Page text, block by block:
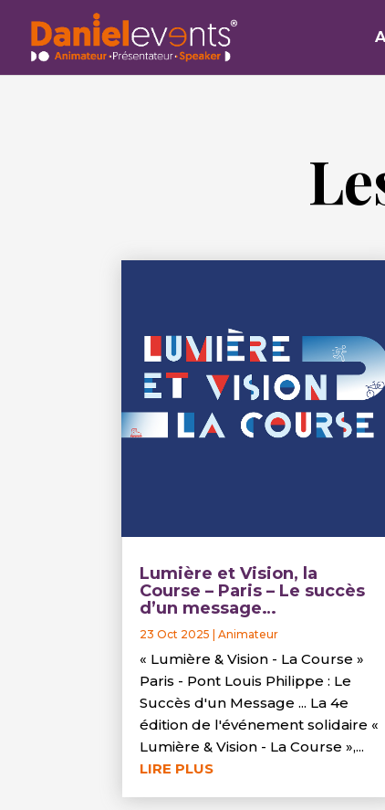
Lumière et Vision, la
Course – Paris – Le succès
d’un message…
23 Oct 2025 |Animateur
« Lumière & Vision - La Course »
Paris - Pont Louis Philippe : Le
Succès d'un Message ... La 4e
édition de l'événement solidaire «
Lumière & Vision - La Course »,...
LIRE PLUS